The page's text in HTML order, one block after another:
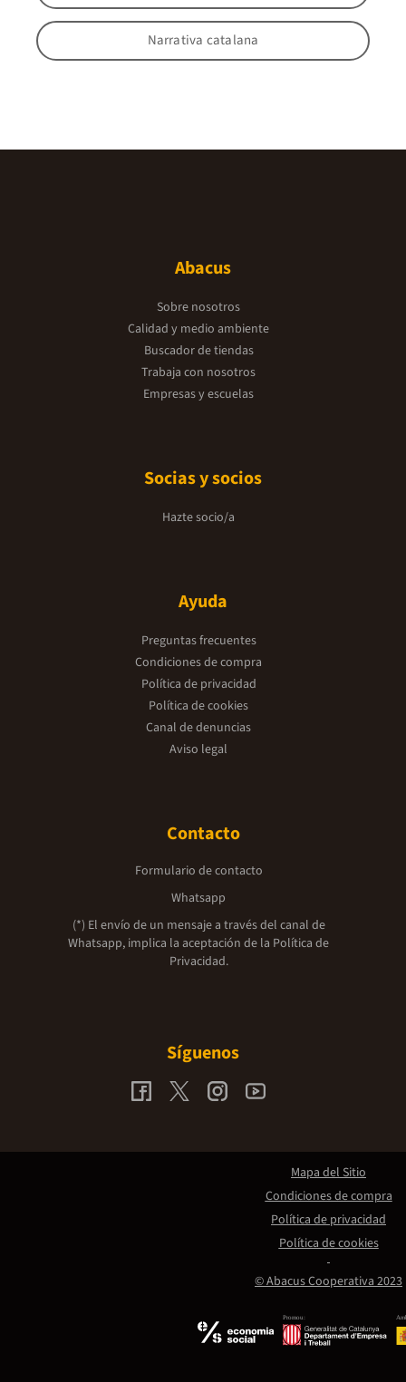
Narrativa catalana
Abacus
Sobre nosotros
Calidad y medio ambiente
Buscador de tiendas
Trabaja con nosotros
Empresas y escuelas
Socias y socios
Hazte socio/a
Ayuda
Preguntas frecuentes
Condiciones de compra
Política de privacidad
Política de cookies
Canal de denuncias
Aviso legal
Contacto
Formulario de contacto
Whatsapp
(*) El envío de un mensaje a través del canal de
Whatsapp, implica la aceptación de la Política de
Privacidad.
Síguenos
Promou:
© Abacus Cooperativa 2023
Mapa del Sitio
Condiciones de compra
Política de privacidad
Política de cookies